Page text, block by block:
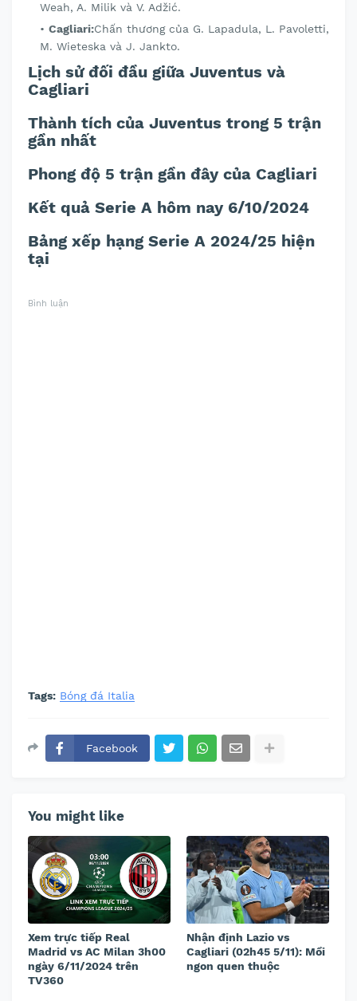
Weah, A. Milik và V. Adžić.
Cagliari:Chấn thương của G. Lapadula, L. Pavoletti,
M. Wieteska và J. Jankto.
Lịch sử đối đầu giữa Juventus và
Cagliari
Thành tích của Juventus trong 5 trận
gần nhất
Phong độ 5 trận gần đây của Cagliari
Kết quả Serie A hôm nay 6/10/2024
Bảng xếp hạng Serie A 2024/25 hiện
tại
Bình luận
Tags: Bóng đá Italia
Facebook
You might like
Xem trực tiếp Real
Madrid vs AC Milan 3h00
ngày 6/11/2024 trên
TV360
Nhận định Lazio vs
Cagliari (02h45 5/11): Mồi
ngon quen thuộc